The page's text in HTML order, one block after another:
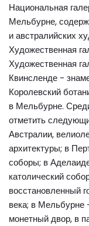
Национальная
Мельбурне,
и австралийских
Художественная
Художественная
Квинсленде -
Королевский
в Мельбурне.
отметить
Австралии,
архитектуры; в
соборы; в
католический
восстановленный
века; в Мельбурне
монетный двор, в